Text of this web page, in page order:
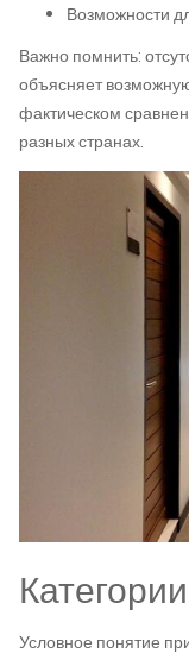
Возможности
Важно помнить:
объясняет
фактическом
разных странах.
Условное понятие